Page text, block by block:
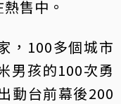
售中。
，100多個城市
男孩的100次勇
動台前幕後200